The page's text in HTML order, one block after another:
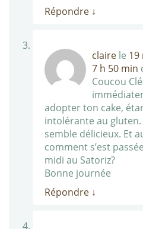
Répondre ↓
claire le 19
7 h 50 min
Coucou
adopter ton cake,
intolérante au gluten.
semble délicieux. Et
comment s’est
midi au Satoriz?
Bonne journée
Répondre ↓